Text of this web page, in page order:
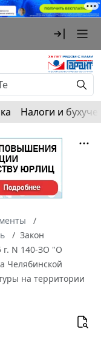
Налоги и
Закон
г. N 140-ЗО "О
Челябинской
на территории